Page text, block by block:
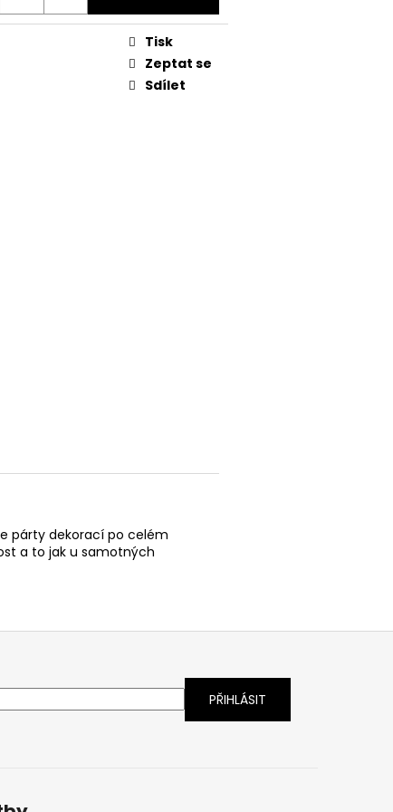
Tisk
Zeptat se
Sdílet
párty dekorací po celém
a to jak u samotných